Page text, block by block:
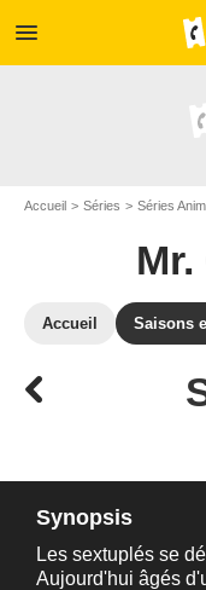
menu
Accueil Séries Séries
Accueil Saisons
Synopsis
Les sextuplés se
Aujourd'hui âgés